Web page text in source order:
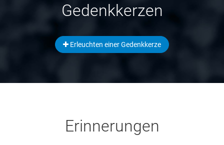
Gedenkkerzen
Erleuchten einer Gedenkkerze
Erinnerungen